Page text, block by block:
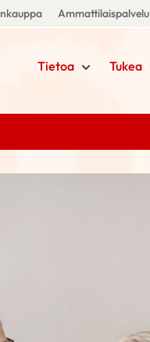
Ammattilaispalvelu
Tietoa Tukea